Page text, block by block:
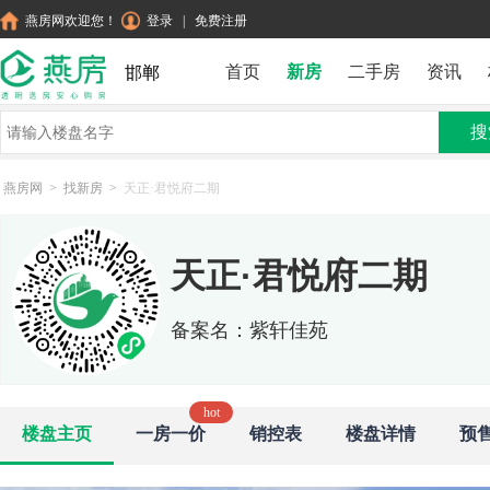
燕房网欢迎您！ 登录 免费注册
邯郸 首页 新房 二手房 资讯
燕房网 > 找新房 > 天正·君悦府二期
天正·君悦府二期
备案名：紫轩佳苑
楼盘主页 一房一价 销控表 楼盘详情 预